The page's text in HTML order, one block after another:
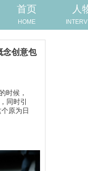
首页
HOME
人
念创意包
时候，
同时引
原为日